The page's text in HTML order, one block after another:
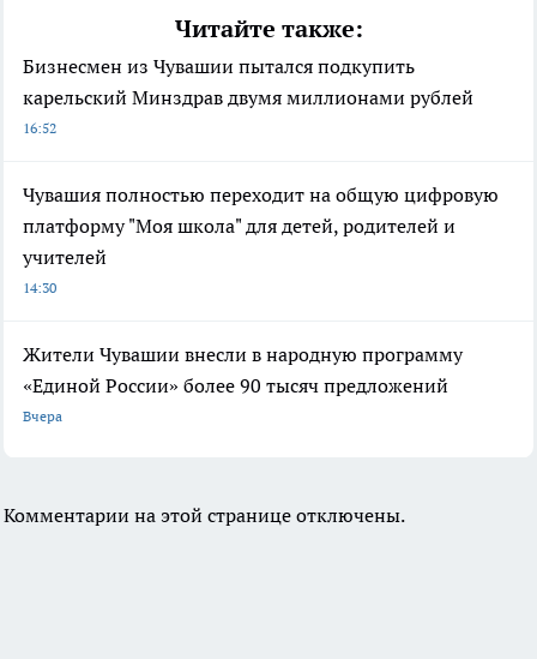
Читайте также:
Бизнесмен из Чувашии пытался подкупить
карельский Минздрав двумя миллионами рублей
16:52
Чувашия полностью переходит на общую цифровую
платформу "Моя школа" для детей, родителей и
учителей
14:30
Жители Чувашии внесли в народную программу
«Единой России» более 90 тысяч предложений
Вчера
Комментарии на этой странице отключены.